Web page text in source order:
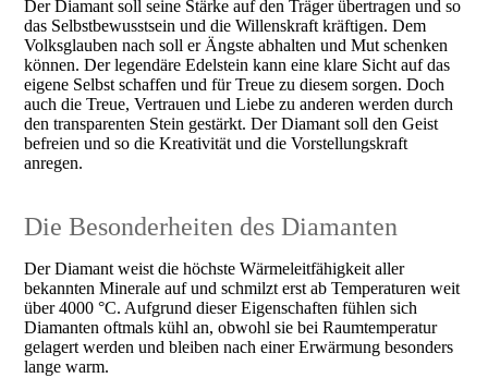
Der Diamant soll seine Stärke auf den Träger übertragen und so
das Selbstbewusstsein und die Willenskraft kräftigen. Dem
Volksglauben nach soll er Ängste abhalten und Mut schenken
können. Der legendäre Edelstein kann eine klare Sicht auf das
eigene Selbst schaffen und für Treue zu diesem sorgen. Doch
auch die Treue, Vertrauen und Liebe zu anderen werden durch
den transparenten Stein gestärkt. Der Diamant soll den Geist
befreien und so die Kreativität und die Vorstellungskraft
anregen.
Die Besonderheiten des Diamanten
Der Diamant weist die höchste Wärmeleitfähigkeit aller
bekannten Minerale auf und schmilzt erst ab Temperaturen weit
über 4000 °C. Aufgrund dieser Eigenschaften fühlen sich
Diamanten oftmals kühl an, obwohl sie bei Raumtemperatur
gelagert werden und bleiben nach einer Erwärmung besonders
lange warm.